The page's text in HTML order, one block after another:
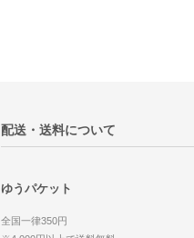
配送・送料について
ゆうパケット
全国一律350円